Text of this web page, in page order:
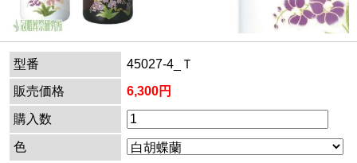
型番
45027-4_Ｔ
販売価格
6,300円
購入数
色